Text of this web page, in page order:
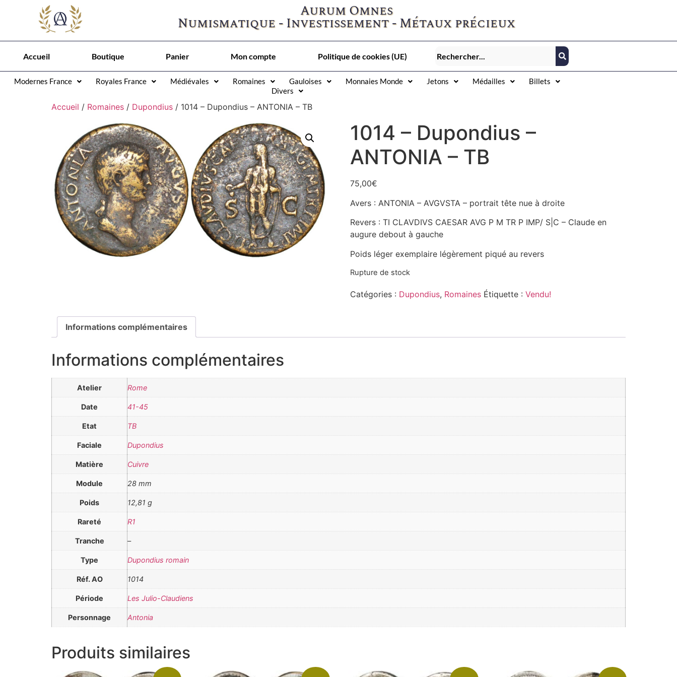
Aurum Omnes
Numismatique - Investissement - Métaux précieux
Accueil Boutique Panier Mon compte Politique de cookies (UE)
Modernes France Royales France Médiévales Romaines Gauloises Monnaies Monde Jetons Médailles
Billets
Divers
Accueil / Romaines / Dupondius / 1014 – Dupondius – ANTONIA – TB
1014 – Dupondius –
ANTONIA – TB
75,00€
Avers : ANTONIA – AVGVSTA – portrait tête nue à droite
Revers : TI CLAVDIVS CAESAR AVG P M TR P IMP/ S|C – Claude en
augure debout à gauche
Poids léger exemplaire légèrement piqué au revers
Rupture de stock
Catégories : Dupondius, Romaines Étiquette : Vendu!
Informations complémentaires
Informations complémentaires
Atelier Rome
Date 41-45
Etat TB
Faciale Dupondius
Matière Cuivre
Module 28 mm
Poids 12,81 g
Rareté R1
Tranche –
Type Dupondius romain
Réf. AO 1014
Période Les Julio-Claudiens
Personnage Antonia
Produits similaires